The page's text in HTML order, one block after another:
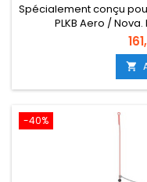
Spécialement conçu
PLKB Aero /
fonctionnalités
permettre de
d'un système de trim
une corde de trim.

-40%